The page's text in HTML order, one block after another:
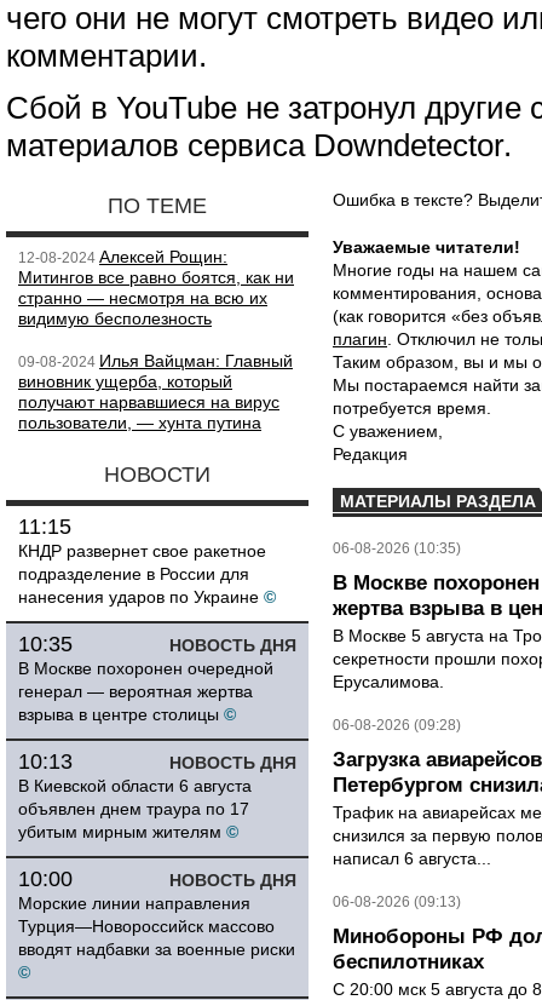
чего они не могут смотреть видео
комментарии.
Сбой в YouTube не затронул другие
материалов сервиса Downdetector.
ПО ТЕМЕ
12-08-2024 Алексей Рощин:
Митингов все равно боятся, как ни
странно — несмотря на всю их
видимую бесполезность
09-08-2024 Илья Вайцман: Главный
виновник ущерба, который
получают нарвавшиеся на вирус
пользователи, — хунта путина
НОВОСТИ
11:15
КНДР развернет свое ракетное
подразделение в России для
нанесения ударов по Украине ©
НОВОСТЬ ДНЯ
10:35
В Москве похоронен очередной
генерал — вероятная жертва
взрыва в центре столицы ©
НОВОСТЬ ДНЯ
10:13
В Киевской области 6 августа
объявлен днем траура по 17
убитым мирным жителям ©
НОВОСТЬ ДНЯ
10:00
Морские линии направления
Турция—Новороссийск массово
вводят надбавки за военные риски
©
Ошибка в тексте?
Уважаемые читатели!
Многие годы на нашем
комментирования,
(как говорится «без
плагин . Отключил не
Таким образом, вы и мы
Мы постараемся найти
потребуется время.
С уважением,
Редакция
МАТЕРИАЛЫ РАЗДЕЛА
06-08-2026 (10:35)
В Москве
жертва взрыва в
В Москве 5 августа на
секретности прошли
Ерусалимова.
06-08-2026 (09:28)
Загрузка
Петербургом
Трафик на авиарейсах
снизился за первую
написал 6 августа...
06-08-2026 (09:13)
Минобороны РФ
беспилотниках
С 20:00 мск 5 августа до